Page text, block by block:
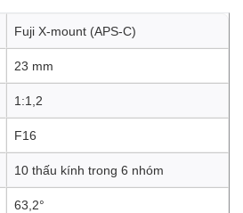
Fuji X-mount (APS-C)
23 mm
1:1,2
F16
10 thấu kính trong 6 nhóm
63,2°